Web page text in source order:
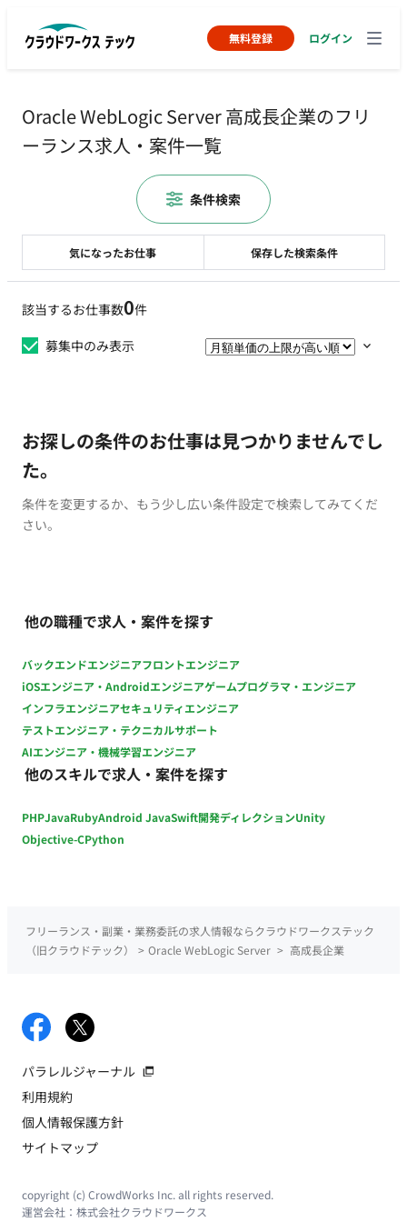
無料登録 ログイン
Oracle WebLogic Server 高成長企業のフリ
ーランス求人・案件一覧
該当するお仕事数0件
募集中のみ表示
お探しの条件のお仕事は見つかりませんでし
た。
条件を変更するか、もう少し広い条件設定で検索してみてくだ
さい。
他の職種で求人・案件を探す
バックエンドエンジニアフロントエンジニア
iOSエンジニア・Androidエンジニアゲームプログラマ・エンジニア
インフラエンジニアセキュリティエンジニア
テストエンジニア・テクニカルサポート
AIエンジニア・機械学習エンジニア
他のスキルで求人・案件を探す
PHPJavaRubyAndroid JavaSwift開発ディレクションUnity
Objective-CPython
気になったお仕事 保存した検索条件
条件検索
フリーランス・副業・業務委託の求人情報ならクラウドワークステック
（旧クラウドテック）
> Oracle WebLogic Server > 高成長企業
パラレルジャーナル
利用規約
個人情報保護方針
サイトマップ
copyright (c) CrowdWorks Inc. all rights reserved.
運営会社： 株式会社クラウドワークス